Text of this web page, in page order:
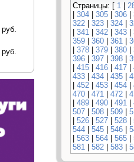
руб.
руб.
Страницы: [ 1 |
| 304 | 305 | 306 |
322 | 323 | 324 |
| 341 | 342 | 343 |
359 | 360 | 361 |
| 378 | 379 | 380 |
396 | 397 | 398 |
| 415 | 416 | 417 |
433 | 434 | 435 |
| 452 | 453 | 454 |
470 | 471 | 472 |
| 489 | 490 | 491 |
507 | 508 | 509 |
| 526 | 527 | 528 |
544 | 545 | 546 |
| 563 | 564 | 565 |
581 | 582 | 583 |